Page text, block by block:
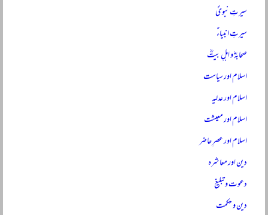
سیرتِ نبویؐ
سیرتِ انبیاءؑ
صحابہؓ و اہلِ بیتؓ
اسلام اور سیاست
اسلام اور عدلیہ
اسلام اور معیشت
اسلام اور عصرِ حاضر
دین اور معاشرہ
دعوت و تبلیغ
دین و حکمت